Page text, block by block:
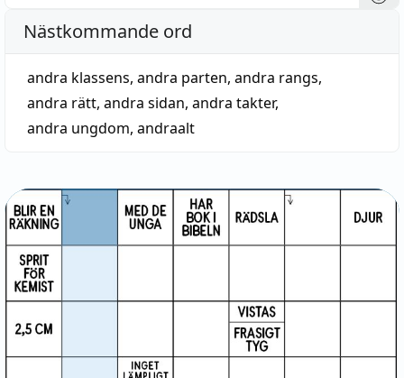
Nästkommande ord
andra klassens, andra parten, andra rangs,
andra rätt, andra sidan, andra takter,
andra ungdom, andraalt